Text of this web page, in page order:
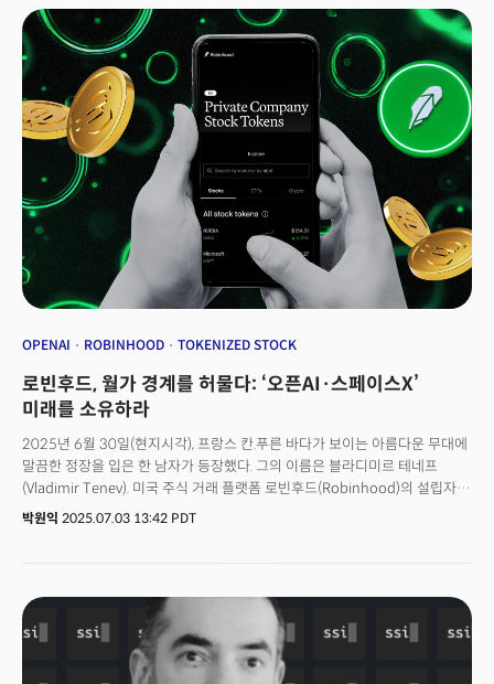
시스템에서는 '비합리적 거품'으로 분류될 수밖에 없다. 공적 자금을 운용하는
기관들은 이런 '상식을 벗어난' 투자에 대한 정치적, 사회적 책임을 질 준비가
되어 있지 않다.결국 한국 투자 기관들은 AI 기업들이 창출하는 새로운 형태의
가치(네트워크 효과, 데이터 피드백 루프, 기술 표준의 지배력, 생태계
플랫폼으로서의 위치)를 기존 재무 모델로는 포착할 수 없다는 근본적 한계에
직면해 있다. 이는 단순히 투자 기법의 문제가 아니라, 산업 혁명기에 새로운
가치 창출 방식을 이해하고 받아들이는 패러다임의 전환이 필요함을
의미한다.
가치 4위에 올랐다.오픈AI와 앤트로픽 모두 시장경제 역사상 '전례없는
성장'을 증명, 기업가치 폭등을 정당화했다. 오픈AI는 연환산 매출(런레이트)이
130억 달러(18조 1233억원)에 달하고 챗GPT 주간 활성 사용자가 7억 명을
넘어서는 등 압도적인 시장 지배력을 입증했다. 앤트로픽도 연 환산매출이
지난 1월 10억달러였는데 8월엔 5배인 50억달러(6조9490억원)을
돌파하며 폭발적 성장세를 증명했다.양사 모두 '톱 티어' 투자자들이 뒤질세라
참여했다. 오픈AI에는 드래고니어 인베스트먼트에서 무려 28억달러를
투입하며 주도했고 블랙스톤, TPG 등 거대 사모투자회사들과 A16Z,
세콰이어, 피델리티 등의 전통 VC도 참여했다.특히 앤트로픽의 이번 시리즈F
투자 라운드에 주목받는 사실이 있다. '한 라운드에 등장한 가장 다양한 글로벌
자금 라인업'이라는 평가가 그것이다. 다양한 글로벌 자본이 총집결했다.
미국에서는 아이코닉 캐피털, 라이트스피드, 블랙록, 골드만삭스 등
실리콘밸리와 월가를 대표하는 벤처캐피털과 자산운용사들이 대거 참여했다.
캐나다에서는 연기금(온타리오 교사 연금)이, 싱가포르에서는 국부펀드
'테슬라'를 발굴한 것으로 유명한 장기 성장투자 전문 투자사 '베일리 기포드
싱가포르, 유럽의 영국 등에서 국부펀드나 연기금 같은 국가 차원의 전략
자본이 참여했다는 사실이다. 오픈AI도 사우디 국부펀드, 일본의
아니다. 이들에 대한 투자는 국가 전략자산 투자 및 안보 문제 해결의 성격을
띠며 단기 수익보다는 초장기 기술 패권 확보의 흐름으로 해석된다. 미국
중심의 AI 인프라 생태계가 전 세계 전략 자본을 끌어들이는 구심점이
되었음을 상징한다. 오픈AI와 앤트로픽 모두의 화려한 투자자 명단에서 한
소식은 눈씻고도 찾아볼 수 없다. 이것은 투자 기회를 놓친 문제가 아니라
AI ‘산업혁명’ 시대에 한국은 핵심 이해관계자가 되지 못하고 있다는 ‘현실’을
보여준다. 한국 국민들은 자본의 취약함과 유약함으로 인해 글로벌 AI 혁명의
주주가 되지 못하고 있는 것이다.왜 한국 자본은 이런 역사적 기회들에서 계속
OPENAI ROBINHOOD TOKENIZED STOCK
로빈후드, 월가 경계를 허물다: ‘오픈AI·스페이스X’
미래를 소유하라
2025년 6월 30일(현지시각), 프랑스 칸.푸른 바다가 보이는 아름다운 무대에
말끔한 정장을 입은 한 남자가 등장했다. 그의 이름은 블라디미르 테네프
(Vladimir Tenev). 미국 주식 거래 플랫폼 로빈후드(Robinhood)의 설립자
겸 CEO인 이 남자는 이 자리에서 월스트리트와 실리콘밸리를 뒤흔드는 깜짝
거래할 수 있는 ‘토큰화 주식(Stock Tokens)’ 서비스를 출시한다고 밝힌 것.
박원익 2025.07.03 13:42 PDT